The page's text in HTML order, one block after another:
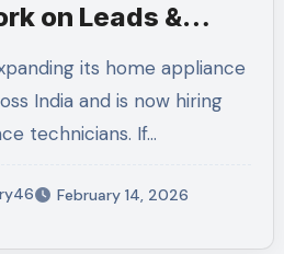
on Leads &
India and is now hiring
technicians. If…
February 14, 2026